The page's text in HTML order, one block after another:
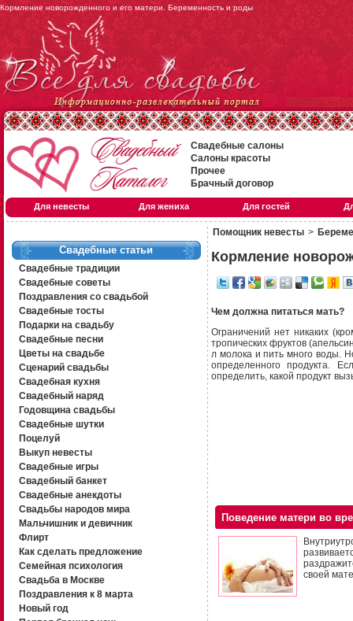
Кормление новорожденного и его матери. Беременность и роды
Свадебные салоны
Салоны красоты
Прочее
Брачный договор
Для невесты Для жениха Для гостей
Свадебные статьи
Свадебные традиции
Свадебные советы
Поздравления со свадьбой
Свадебные тосты
Подарки на свадьбу
Свадебные песни
Цветы на свадьбе
Сценарий свадьбы
Свадебная кухня
Свадебный наряд
Годовщина свадьбы
Свадебные шутки
Поцелуй
Выкуп невесты
Свадебные игры
Свадебный банкет
Свадебные анекдоты
Свадьбы народов мира
Мальчишник и девичник
Флирт
Как сделать предложение
Семейная психология
Свадьба в Москве
Поздравления к 8 марта
Новый год
Помощник невесты >
Кормление
Чем должна питаться мать?
Ограничений нет никаких
тропических фруктов
л молока и пить много воды.
определенного продукта.
определить, какой продукт
Поведение матери во
своей